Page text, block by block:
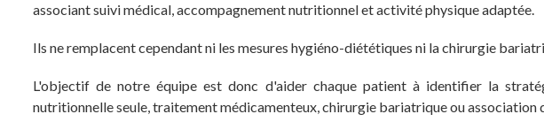
associant suivi médical, accompagnement nutritionnel et activité physique adaptée.
Ils ne remplacent cependant ni les mesures hygiéno-diététiques ni la chirurgie
L'objectif de notre équipe est donc d'aider chaque patient à identifier la
nutritionnelle seule, traitement médicamenteux, chirurgie bariatrique ou association